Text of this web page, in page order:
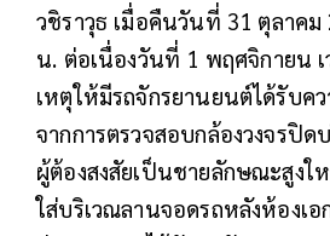
วชิราวุธ เมื่อคืนวันที่ 31 ตุลาคม
น. ต่อเนื่องวันที่ 1 พฤศจิกายน
เหตุให้มีรถจักรยานยนต์ได้รับค
จากการตรวจสอบกล้องวงจรปิ
ผู้ต้องสงสัยเป็นชายลักษณะสูงใ
ใส่บริเวณลานจอดรถหลังห้องเ